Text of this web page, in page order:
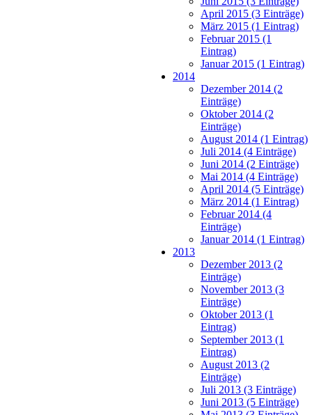
April 2015 (3 Einträge)
März 2015 (1 Eintrag)
Februar 2015 (1
Eintrag)
Januar 2015 (1 Eintrag)
2014
Dezember 2014 (2
Einträge)
Oktober 2014 (2
Einträge)
August 2014 (1 Eintrag)
Juli 2014 (4 Einträge)
Juni 2014 (2 Einträge)
Mai 2014 (4 Einträge)
April 2014 (5 Einträge)
März 2014 (1 Eintrag)
Februar 2014 (4
Einträge)
Januar 2014 (1 Eintrag)
2013
Dezember 2013 (2
Einträge)
November 2013 (3
Einträge)
Oktober 2013 (1
Eintrag)
September 2013 (1
Eintrag)
August 2013 (2
Einträge)
Juli 2013 (3 Einträge)
Juni 2013 (5 Einträge)